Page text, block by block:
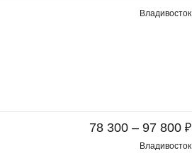
Владивосток
78 300 – 97 800 ₽
Владивосток